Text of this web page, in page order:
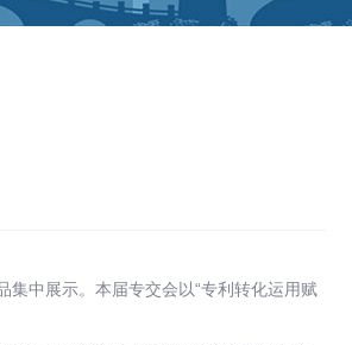
中展示。本届专交会以“专利转化运用赋